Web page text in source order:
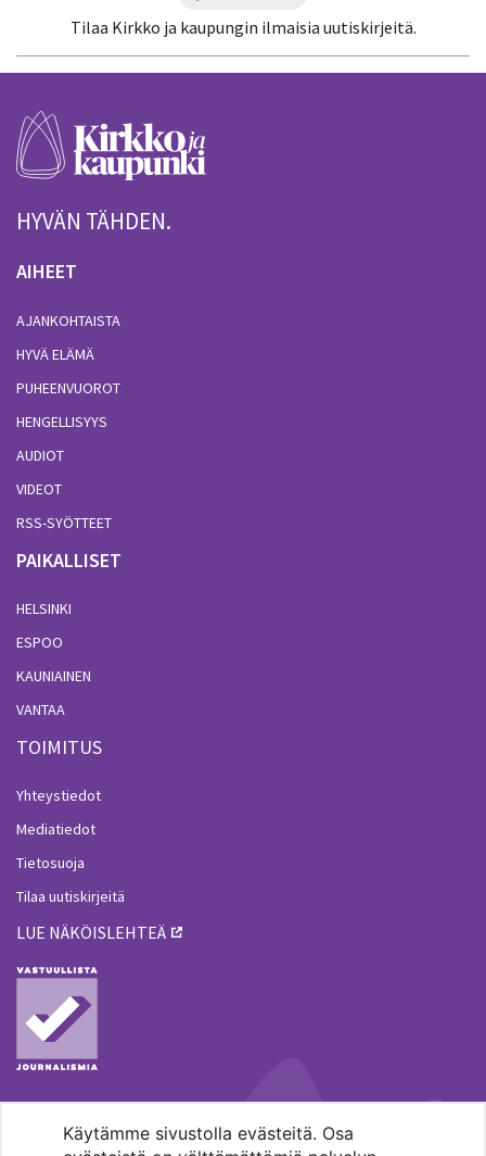
Käytämme sivustolla evästeitä. Osa
Tilaa Kirkko ja kaupungin ilmaisia uutiskirjeitä.
HYVÄN TÄHDEN.
AIHEET
AJANKOHTAISTA
HYVÄ ELÄMÄ
PUHEENVUOROT
HENGELLISYYS
AUDIOT
VIDEOT
RSS-SYÖTTEET
PAIKALLISET
HELSINKI
ESPOO
KAUNIAINEN
VANTAA
TOIMITUS
Yhteystiedot
Mediatiedot
Tietosuoja
Tilaa uutiskirjeitä
LUE NÄKÖISLEHTEÄ
MENOHAKU